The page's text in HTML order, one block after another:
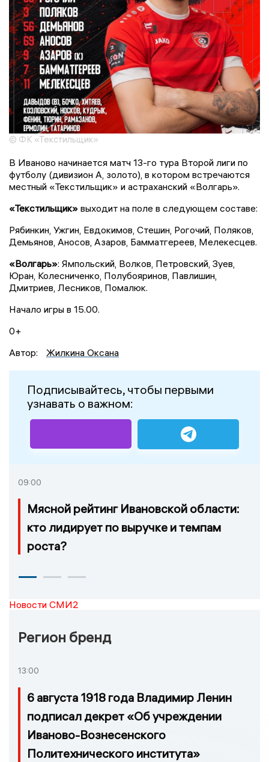
© ФК «Текстильщик»
В Иваново начинается матч 13-го тура Второй лиги по
футболу (дивизион А, золото), в котором встречаются
местный «Текстильщик» и астраханский «Волгарь».
«Текстильщик» выходит на поле в следующем составе:
Рябинкин, Ужгин, Евдокимов, Стешин, Рогочий, Поляков,
Демьянов, Аносов, Азаров, Бамматгереев, Мелекесцев.
«Волгарь»: Ямпольский, Волков, Петровский, Зуев,
Юран, Колесниченко, Полубояринов, Павлишин,
Дмитриев, Лесников, Помалюк.
Начало игры в 15.00.
0+
Автор:
Жилкина Оксана
Подписывайтесь, чтобы первыми
узнавать о важном:
09:00
Мясной рейтинг Ивановской области:
кто лидирует по выручке и темпам
роста?
Новости СМИ2
Регион бренд
13:00
6 августа 1918 года Владимир Ленин
подписал декрет «Об учреждении
Иваново-Вознесенского
Политехнического института»